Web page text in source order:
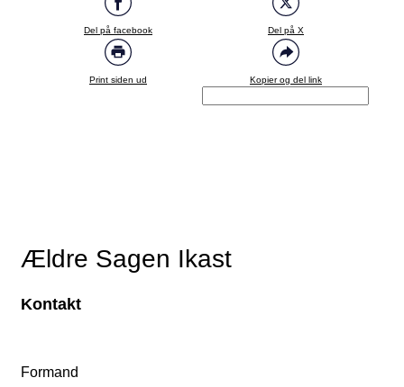
Del på facebook Del på X
Print siden ud Kopier og del link
Ældre Sagen Ikast
Kontakt
Formand